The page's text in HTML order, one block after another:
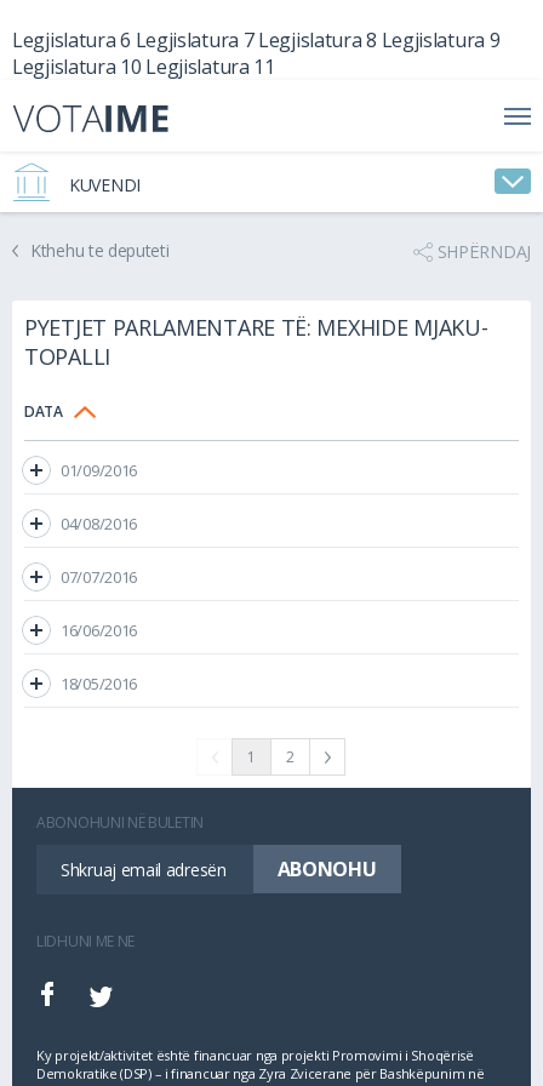
Legjislatura 6 Legjislatura 7 Legjislatura 8 Legjislatura 9
Legjislatura 10 Legjislatura 11
KUVENDI
Kthehu te deputeti SHPËRNDAJ
PYETJET PARLAMENTARE TË: MEXHIDE MJAKU-
TOPALLI
DATA
01/09/2016
04/08/2016
07/07/2016
16/06/2016
18/05/2016
1 2
ABONOHUNI NË BULETIN
LIDHUNI ME NE
Ky projekt/aktivitet është financuar nga projekti Promovimi i Shoqërisë
Demokratike (DSP) – i financuar nga Zyra Zvicerane për Bashkëpunim në